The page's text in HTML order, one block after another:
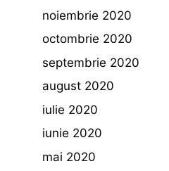
noiembrie 2020
octombrie 2020
septembrie 2020
august 2020
iulie 2020
iunie 2020
mai 2020